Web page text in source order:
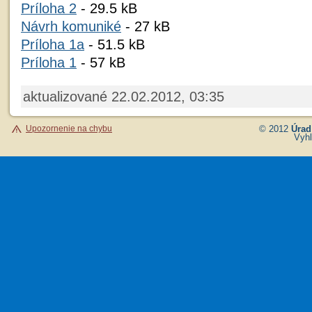
Príloha 2 - 29.5 kB
Návrh komuniké - 27 kB
Príloha 1a - 51.5 kB
Príloha 1 - 57 kB
aktualizované 22.02.2012, 03:35
Upozornenie na chybu © 2012